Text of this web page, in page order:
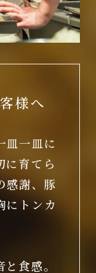
様へ
皿一皿に
に育てら
感謝、豚
にトンカ
食感。